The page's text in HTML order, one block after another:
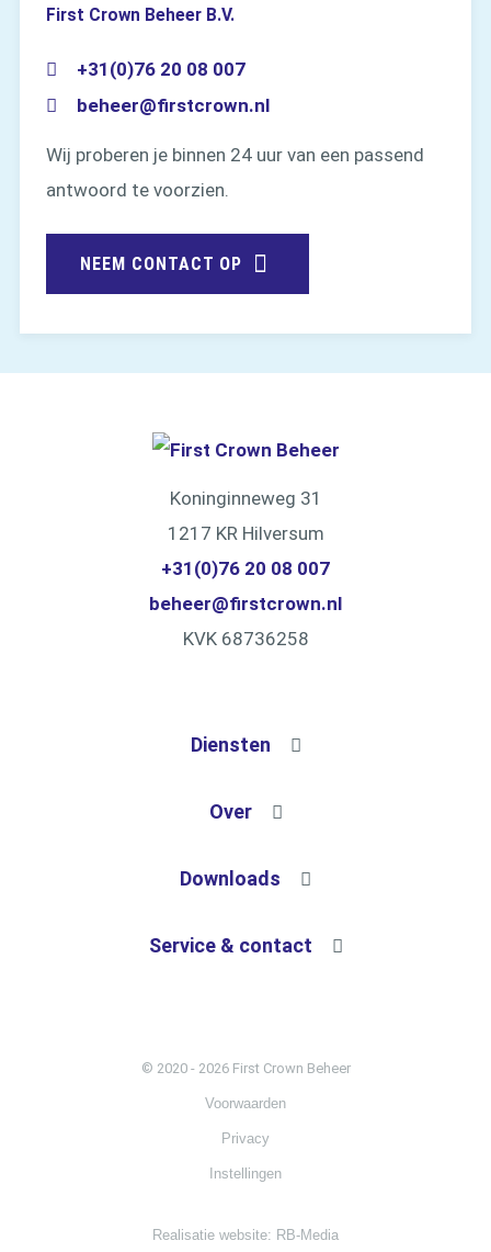
First Crown Beheer B.V.
+31(0)76 20 08 007
beheer@firstcrown.nl
Wij proberen je binnen 24 uur van een passend
antwoord te voorzien.
NEEM CONTACT OP
Koninginneweg 31
1217 KR Hilversum
+31(0)76 20 08 007
beheer@firstcrown.nl
KVK 68736258
Diensten
Bouw- & Projectmanagement
Over
Downloads
Service & contact
© 2020 - 2026 First Crown Beheer
Voorwaarden
Privacy
Instellingen
Realisatie website: RB-Media